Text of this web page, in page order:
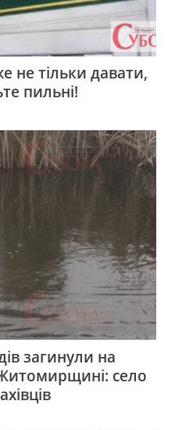
не тільки давати,
пильні!
загинули на
Житомирщині: село